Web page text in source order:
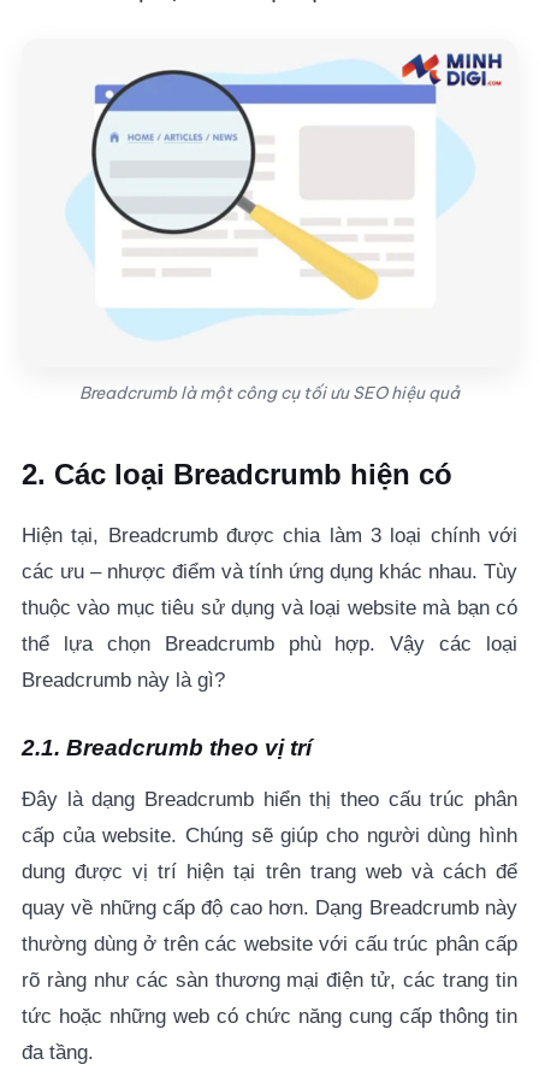
Breadcrumb là một công cụ tối ưu SEO hiệu quả
2. Các loại Breadcrumb hiện có
Hiện tại, Breadcrumb được chia làm 3 loại chính với
các ưu – nhược điểm và tính ứng dụng khác nhau. Tùy
thuộc vào mục tiêu sử dụng và loại website mà bạn có
thể lựa chọn Breadcrumb phù hợp. Vậy các loại
Breadcrumb này là gì?
2.1. Breadcrumb theo vị trí
Đây là dạng Breadcrumb hiển thị theo cấu trúc phân
cấp của website. Chúng sẽ giúp cho người dùng hình
dung được vị trí hiện tại trên trang web và cách để
quay về những cấp độ cao hơn. Dạng Breadcrumb này
thường dùng ở trên các website với cấu trúc phân cấp
rõ ràng như các sàn thương mại điện tử, các trang tin
tức hoặc những web có chức năng cung cấp thông tin
đa tầng.